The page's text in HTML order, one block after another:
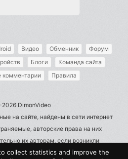
Видео Обменник
Форум
Блоги
Команда сайта
комментарии Правила
DimonVideo
на сайте, найдены в сети интернет
авторские права на них
их авторам, если возникли
на admin@dimonvideo.ru
collect statistics and improve the